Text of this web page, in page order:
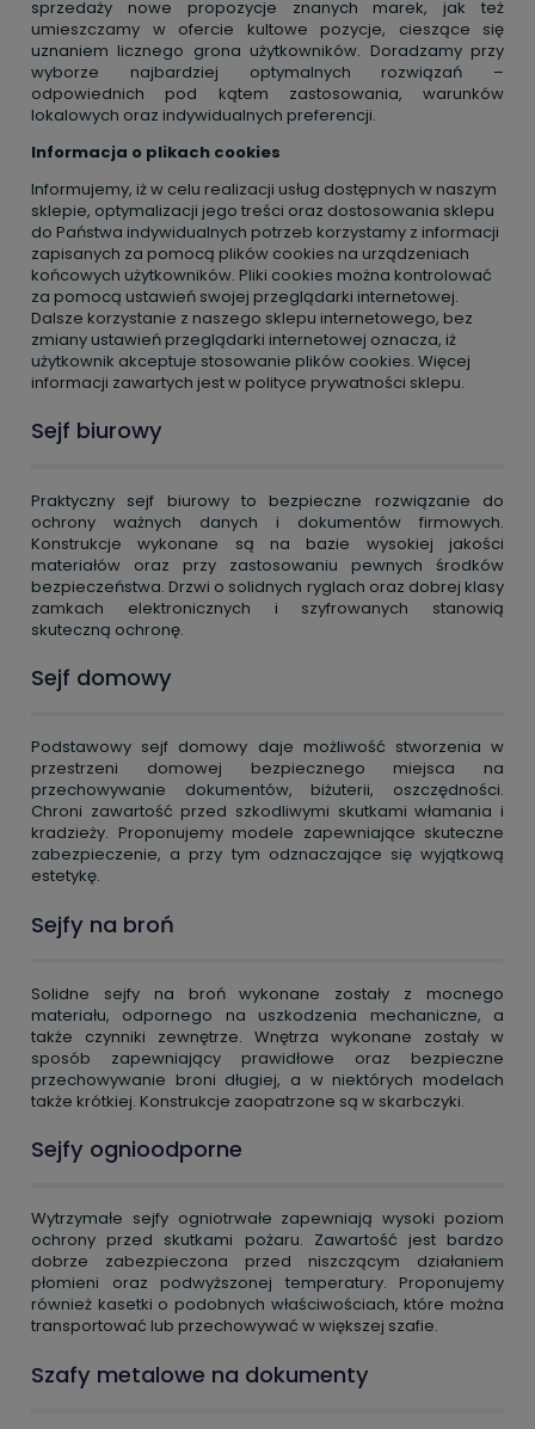
sprzedaży nowe propozycje znanych marek, jak też
umieszczamy w ofercie kultowe pozycje, cieszące się
uznaniem licznego grona użytkowników. Doradzamy przy
wyborze najbardziej optymalnych rozwiązań –
odpowiednich pod kątem zastosowania, warunków
lokalowych oraz indywidualnych preferencji.
Informacja o plikach cookies
Informujemy, iż w celu realizacji usług dostępnych w naszym
sklepie, optymalizacji jego treści oraz dostosowania sklepu
do Państwa indywidualnych potrzeb korzystamy z informacji
zapisanych za pomocą plików cookies na urządzeniach
końcowych użytkowników. Pliki cookies można kontrolować
za pomocą ustawień swojej przeglądarki internetowej.
Dalsze korzystanie z naszego sklepu internetowego, bez
zmiany ustawień przeglądarki internetowej oznacza, iż
użytkownik akceptuje stosowanie plików cookies. Więcej
informacji zawartych jest w polityce prywatności sklepu.
Sejf biurowy
Praktyczny sejf biurowy to bezpieczne rozwiązanie do
ochrony ważnych danych i dokumentów firmowych.
Konstrukcje wykonane są na bazie wysokiej jakości
materiałów oraz przy zastosowaniu pewnych środków
bezpieczeństwa. Drzwi o solidnych ryglach oraz dobrej klasy
zamkach elektronicznych i szyfrowanych stanowią
skuteczną ochronę.
Sejf domowy
Podstawowy sejf domowy daje możliwość stworzenia w
przestrzeni domowej bezpiecznego miejsca na
przechowywanie dokumentów, biżuterii, oszczędności.
Chroni zawartość przed szkodliwymi skutkami włamania i
kradzieży. Proponujemy modele zapewniające skuteczne
zabezpieczenie, a przy tym odznaczające się wyjątkową
estetykę.
Sejfy na broń
Solidne sejfy na broń wykonane zostały z mocnego
materiału, odpornego na uszkodzenia mechaniczne, a
także czynniki zewnętrze. Wnętrza wykonane zostały w
sposób zapewniający prawidłowe oraz bezpieczne
przechowywanie broni długiej, a w niektórych modelach
także krótkiej. Konstrukcje zaopatrzone są w skarbczyki.
Sejfy ognioodporne
Wytrzymałe sejfy ogniotrwałe zapewniają wysoki poziom
ochrony przed skutkami pożaru. Zawartość jest bardzo
dobrze zabezpieczona przed niszczącym działaniem
płomieni oraz podwyższonej temperatury. Proponujemy
również kasetki o podobnych właściwościach, które można
transportować lub przechowywać w większej szafie.
Szafy metalowe na dokumenty